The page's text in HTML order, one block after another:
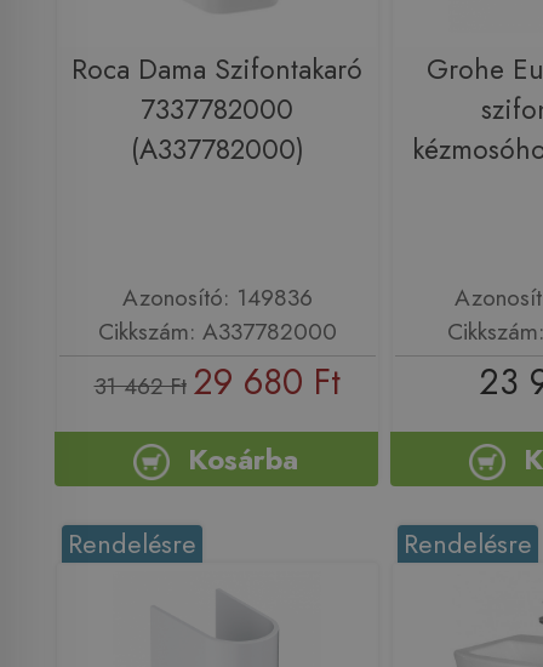
Roca Dama Szifontakaró
7337782000
(A337782000)
Azonosító: 149836
Cikkszám: A337782000
31 462 Ft 29 680 Ft
Kosárba
Grohe
23
Rendelésre Rendelésre